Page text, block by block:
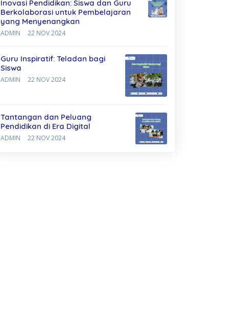
Inovasi Pendidikan: Siswa dan Guru
Berkolaborasi untuk Pembelajaran
yang Menyenangkan
ADMIN 22 NOV 2024
Guru Inspiratif: Teladan bagi
Siswa
ADMIN 22 NOV 2024
Tantangan dan Peluang
Pendidikan di Era Digital
ADMIN 22 NOV 2024